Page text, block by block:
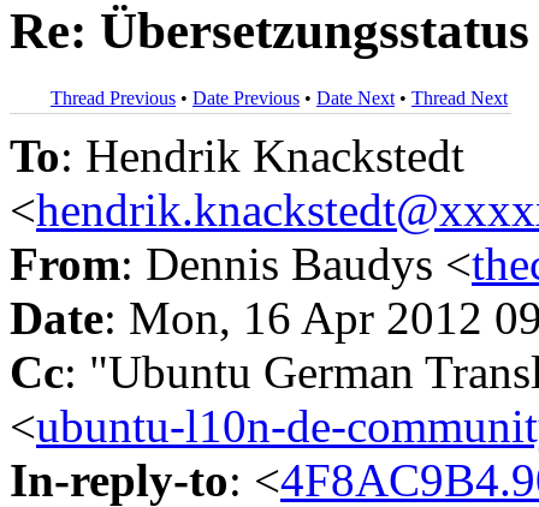
Re: Übersetzungsstatus
Thread Previous • Date Previous • Date Next • Thread Next
To: Hendrik Knackstedt
<
From: Dennis Baudys <
Date: Mon, 16 Apr 2012
Cc: "Ubuntu German
<ubuntu-l10n-de-
In-reply-to: <